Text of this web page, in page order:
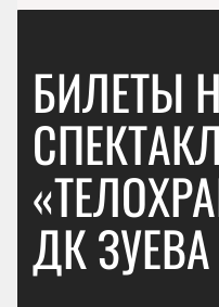
БИЛЕТЫ
ДК ЗУЕВА